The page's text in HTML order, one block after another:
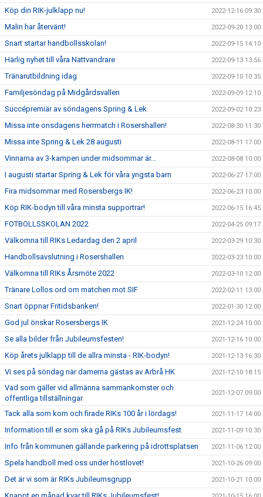
Köp din RIK-julklapp nu! 2022-12-16 09:30
Malin har återvänt! 2022-09-20 13:00
Snart startar handbollsskolan! 2022-09-15 14:10
Härlig nyhet till våra Nattvandrare 2022-09-13 13:56
Tränarutbildning idag 2022-09-10 10:35
Familjesöndag på Midgårdsvallen 2022-09-09 12:10
Succépremiär av söndagens Spring & Lek 2022-09-02 10:23
Missa inte onsdagens herrmatch i Rosershallen! 2022-08-30 11:30
Missa inte Spring & Lek 28 augusti 2022-08-11 17:00
Vinnarna av 3-kampen under midsommar är... 2022-08-08 10:00
I augusti startar Spring & Lek för våra yngsta barn 2022-06-27 17:00
Fira midsommar med Rosersbergs IK! 2022-06-23 10:00
Köp RIK-bodyn till våra minsta supportrar! 2022-06-15 16:45
FOTBOLLSSKOLAN 2022 2022-04-25 09:17
Välkomna till RIKs Ledardag den 2 april 2022-03-29 10:30
Handbollsavslutning i Rosershallen 2022-03-23 10:00
Välkomna till RIKs Årsmöte 2022 2022-03-10 12:00
Tränare Lollos ord om matchen mot SIF 2022-02-11 13:00
Snart öppnar Fritidsbanken! 2022-01-30 12:00
God jul önskar Rosersbergs IK 2021-12-24 10:00
Se alla bilder från Jubileumsfesten! 2021-12-16 10:00
Köp årets julklapp till de allra minsta - RIK-bodyn! 2021-12-13 16:30
Vi ses på söndag när damerna gästas av Arbrå HK 2021-12-10 18:15
Vad som gäller vid allmänna sammankomster och
offentliga tillställningar
2021-12-07 09:00
Tack alla som kom och firade RIKs 100 år i lördags! 2021-11-17 14:00
Information till er som ska gå på RIKs Jubileumsfest 2021-11-09 10:30
Info från kommunen gällande parkering på idrottsplatsen 2021-11-06 12:00
Spela handboll med oss under höstlovet! 2021-10-26 09:00
Det är vi som är RIKs Jubileumsgrupp 2021-10-21 10:00